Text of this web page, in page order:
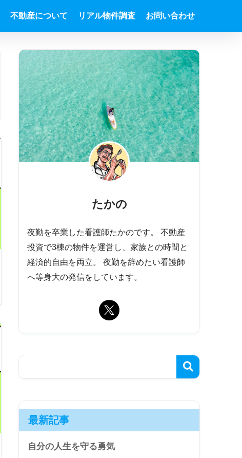
不動産について リアル物件調査 お問い合わせ
たかの
夜勤を卒業した看護師たかのです。 不動産
投資で3棟の物件を運営し、家族との時間と
経済的自由を両立。 夜勤を辞めたい看護師
へ等身大の発信をしています。
最新記事
自分の人生を守る勇気